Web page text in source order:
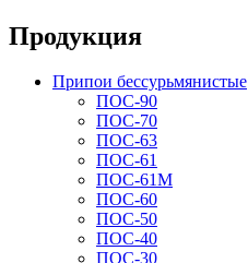
Продукция
Припои бессурьмянистые
ПОС-90
ПОС-70
ПОС-63
ПОС-61
ПОС-61M
ПОС-60
ПОС-50
ПОС-40
ПОС-30